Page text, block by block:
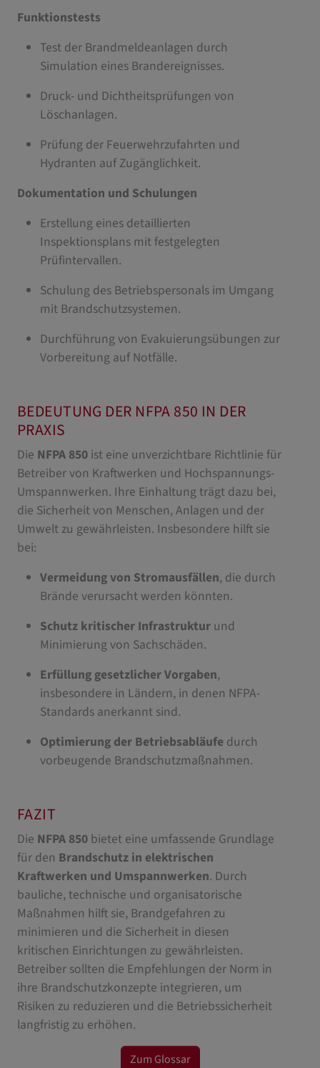
Funktionstests
Test der Brandmeldeanlagen durch
Simulation eines Brandereignisses.
Druck- und Dichtheitsprüfungen von
Löschanlagen.
Prüfung der Feuerwehrzufahrten und
Hydranten auf Zugänglichkeit.
Dokumentation und Schulungen
Erstellung eines detaillierten
Inspektionsplans mit festgelegten
Prüfintervallen.
Schulung des Betriebspersonals im Umgang
mit Brandschutzsystemen.
Durchführung von Evakuierungsübungen zur
Vorbereitung auf Notfälle.
BEDEUTUNG DER NFPA 850 IN DER
PRAXIS
Die NFPA 850 ist eine unverzichtbare Richtlinie für
Betreiber von Kraftwerken und Hochspannungs-
Umspannwerken. Ihre Einhaltung trägt dazu bei,
die Sicherheit von Menschen, Anlagen und der
Umwelt zu gewährleisten. Insbesondere hilft sie
bei:
Vermeidung von Stromausfällen, die durch
Brände verursacht werden könnten.
Schutz kritischer Infrastruktur und
Minimierung von Sachschäden.
Erfüllung gesetzlicher Vorgaben,
insbesondere in Ländern, in denen NFPA-
Standards anerkannt sind.
Optimierung der Betriebsabläufe durch
vorbeugende Brandschutzmaßnahmen.
FAZIT
Die NFPA 850 bietet eine umfassende Grundlage
für den Brandschutz in elektrischen
Kraftwerken und Umspannwerken. Durch
bauliche, technische und organisatorische
Maßnahmen hilft sie, Brandgefahren zu
minimieren und die Sicherheit in diesen
kritischen Einrichtungen zu gewährleisten.
Betreiber sollten die Empfehlungen der Norm in
ihre Brandschutzkonzepte integrieren, um
Risiken zu reduzieren und die Betriebssicherheit
langfristig zu erhöhen.
Zum Glossar